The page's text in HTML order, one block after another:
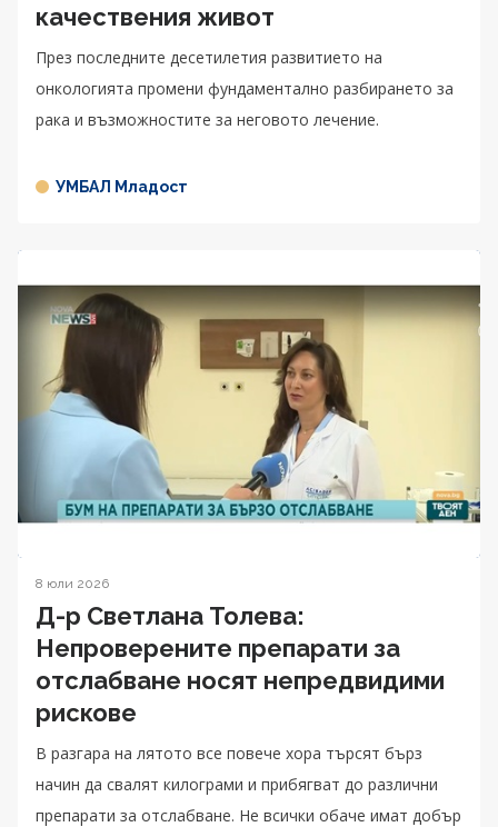
качествения живот
През последните десетилетия развитието на
онкологията промени фундаментално разбирането за
рака и възможностите за неговото лечение.
УМБАЛ Младост
8 юли 2026
Д-р Светлана Толева:
Непроверените препарати за
отслабване носят непредвидими
рискове
В разгара на лятото все повече хора търсят бърз
начин да свалят килограми и прибягват до различни
препарати за отслабване. Не всички обаче имат добър